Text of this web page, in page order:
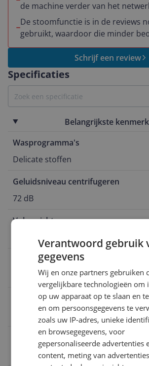
Specificaties
Belangrijkste
Wasprogramma's
Delicate stoffen
Geluidsniveau centrifugeren
72 dB
Vulgewicht
Type wasmachine
Voorlader
Energieklasse 2021
Toerental
1.600 toeren
de machine verder van het
De stoomfunctie is in de reviews
gebruikt, waardoor die minder
Schrijf een review
Verantwoord gebruik
gegevens
Wij en onze partners gebruiken
vergelijkbare technologieën om
op uw apparaat op te slaan en
en om persoonsgegevens te
zoals uw IP-adres, unieke
en browsegegevens, voor
gepersonaliseerde advertenties
content, meting van